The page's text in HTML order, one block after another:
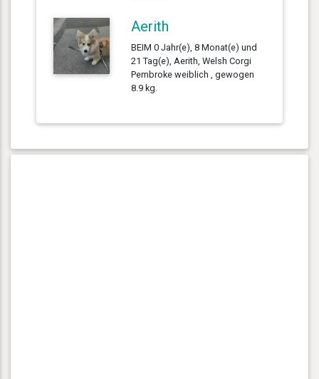
Aerith
BEIM 0 Jahr(e), 8 Monat(e) und
21 Tag(e), Aerith, Welsh Corgi
Pembroke weiblich , gewogen
8.9 kg.